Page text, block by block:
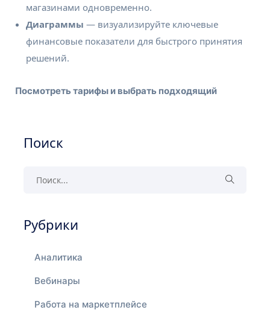
магазинами одновременно.
Диаграммы — визуализируйте ключевые
финансовые показатели для быстрого принятия
решений.
Посмотреть тарифы и выбрать подходящий
Поиск
Рубрики
Аналитика
Вебинары
Работа на маркетплейсе